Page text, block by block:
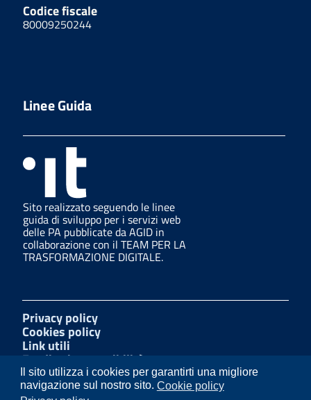
Il sito utilizza i cookies per garantirti una migliore
navigazione sul nostro sito. Cookie policy
Codice fiscale
80009250244
Linee Guida
Sito realizzato seguendo le linee
guida di sviluppo per i servizi web
delle PA pubblicate da AGID in
collaborazione con il TEAM PER LA
TRASFORMAZIONE DIGITALE.
Privacy policy
Cookies policy
Link utili
Feedback accessibilità
Amministrazione trasparente
Mappa del sito